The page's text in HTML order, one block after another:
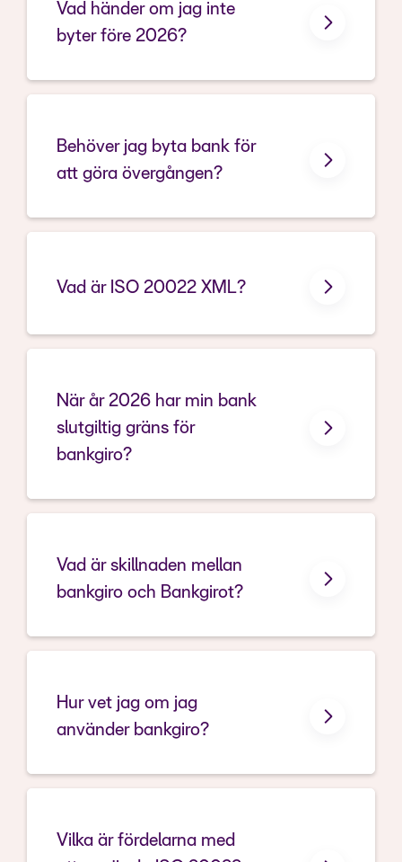
Leverantörsbetalningar
Bankgiro Inbetalningar
Vad händer om jag inte
byter före 2026?
Behöver jag byta bank för
att göra övergången?
Vad är ISO 20022 XML?
När år 2026 har min bank
slutgiltig gräns för
bankgiro?
Vad är skillnaden mellan
bankgiro och Bankgirot?
Bankgirot
Hur vet jag om jag
använder bankgiro?
Vilka är fördelarna med